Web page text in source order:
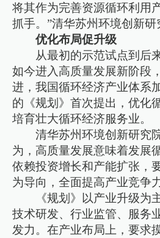
将其作为完善资源循环利用
抓手。”清华苏州环境创新研
优化布局促升级
从最初的示范试点到后
如今进入高质量发展新阶段
进，我国循环经济产业体系
的《规划》首次提出，优化
培育壮大循环经济服务业。
清华苏州环境创新研究
为，高质量发展意味着发展
依赖投资增长和产能扩张，
为导向，全面提高产业竞争力
《规划》以产业升级为
技术研发、行业监管、服务
发力。在产业布局上，要求